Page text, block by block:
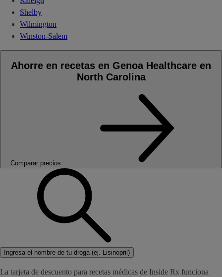
Shelby
Wilmington
Winston-Salem
Ahorre en recetas en Genoa Healthcare en
North Carolina
Comparar precios
Ingresa el nombre de tu droga (ej. Lisinopril)
La tarjeta de descuento para recetas médicas de Inside Rx funciona